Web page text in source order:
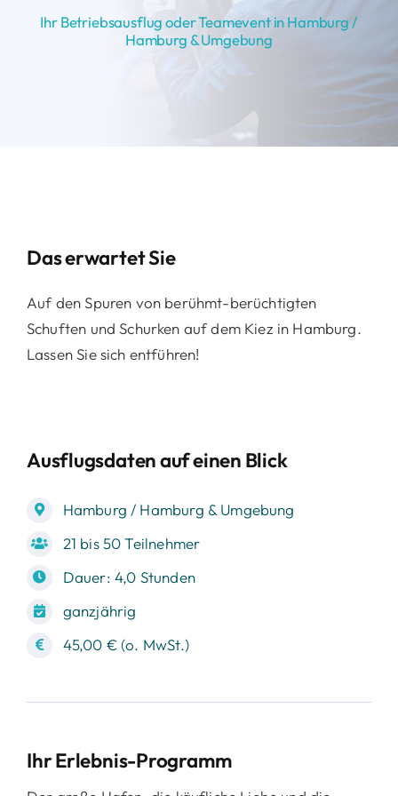
Ihr Betriebsausflug oder Teamevent in Hamburg /
Hamburg & Umgebung
Das erwartet Sie
Auf den Spuren von berühmt-berüchtigten
Schuften und Schurken auf dem Kiez in Hamburg.
Lassen Sie sich entführen!
Ausflugsdaten auf einen Blick
Hamburg / Hamburg & Umgebung
21 bis 50 Teilnehmer
Dauer: 4,0 Stunden
ganzjährig
45,00 € (o. MwSt.)
Ihr Erlebnis-Programm